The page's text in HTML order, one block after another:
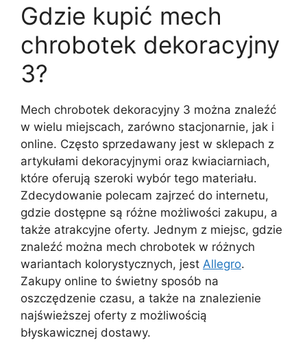
Gdzie kupić mech
chrobotek dekoracyjny
3?
Mech chrobotek dekoracyjny 3 można znaleźć
w wielu miejscach, zarówno stacjonarnie, jak i
online. Często sprzedawany jest w sklepach z
artykułami dekoracyjnymi oraz kwiaciarniach,
które oferują szeroki wybór tego materiału.
Zdecydowanie polecam zajrzeć do internetu,
gdzie dostępne są różne możliwości zakupu, a
także atrakcyjne oferty. Jednym z miejsc, gdzie
znaleźć można mech chrobotek w różnych
wariantach kolorystycznych, jest Allegro.
Zakupy online to świetny sposób na
oszczędzenie czasu, a także na znalezienie
najświeższej oferty z możliwością
błyskawicznej dostawy.